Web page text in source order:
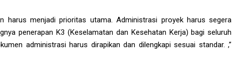
harus menjadi prioritas utama. Administrasi proyek harus segera
penerapan K3 (Keselamatan dan Kesehatan Kerja) bagi seluruh
administrasi harus dirapikan dan dilengkapi sesuai standar. ,”